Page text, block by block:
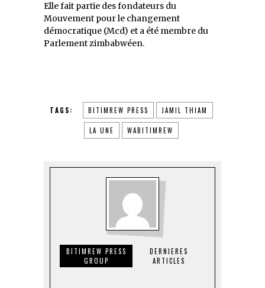
Elle fait partie des fondateurs du
Mouvement pour le changement
démocratique (Mcd) et a été membre du
Parlement zimbabwéen.
TAGS: BITIMREW PRESS JAMIL THIAM
LA UNE WABITIMREW
BITIMREW PRESS
GROUP
DERNIERES
ARTICLES